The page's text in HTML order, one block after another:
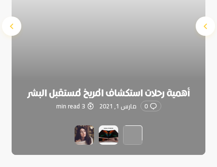
أهمية رحلات استكشاف المريخ لمستقبل البشر
0 مارس 1, 2021 3 min read